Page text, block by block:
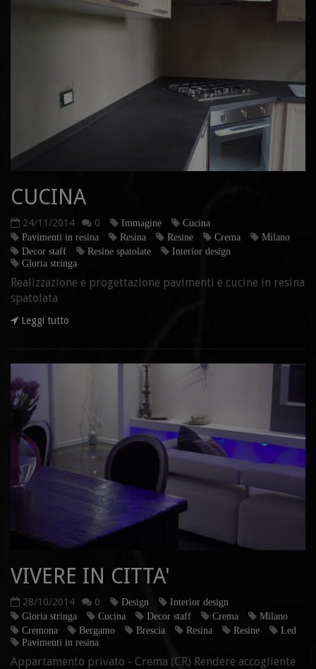
CUCINA
24/11/2014 0 Immagine
Cucina
Pavimenti in resina
Resina Resine Crema
Milano
Decor staff
Resine spatolate
Interior design
Gloria stringa
Realizzazione e progettazione pavimenti e cucine in resina
spatolata
Leggi tutto
VIVERE IN CITTA'
28/10/2014 0 Design
Interior design
Gloria stringa
Cucina Decor staff Crema
Milano
Cremona
Bergamo Brescia Resina Resine
Led
Pavimenti in resina
Appartamento privato - Crema (CR) Rendere accogliente